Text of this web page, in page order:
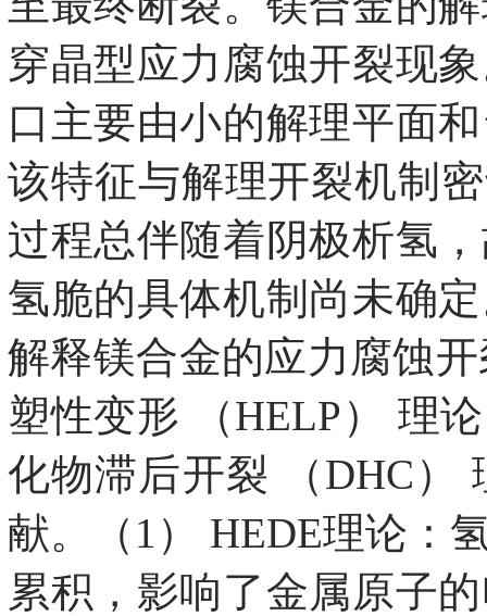
穿晶型应力腐蚀开裂现
口主要由小的解理平面
该特征与解理开裂机制
过程总伴随着阴极析氢
氢脆的具体机制尚未确
解释镁合金的应力腐蚀
塑性变形 （HELP） 理
化物滞后开裂 （DHC）
献。（1） HEDE理论：
累积，影响了金属原子